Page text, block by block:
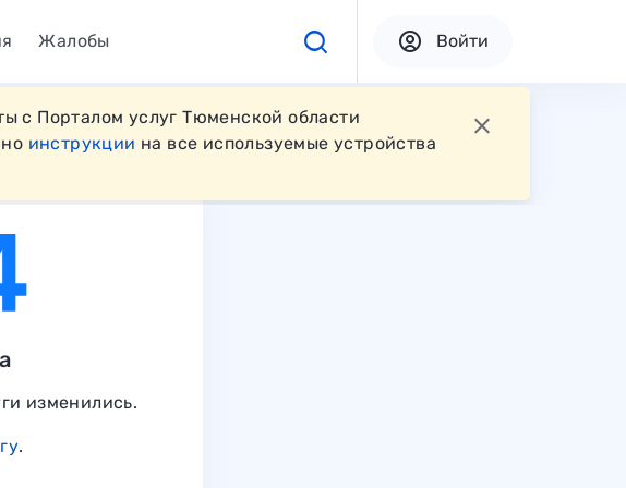
Жалобы Войти
с Порталом услуг Тюменской области
инструкции на все используемые устройства
изменились.
.